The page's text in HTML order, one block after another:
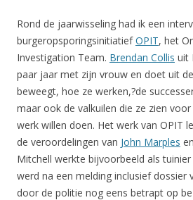
Rond de jaarwisseling had ik een
burgeropsporingsinitiatiefOPIT, het
Investigation Team. Brendan Collis uit
paar jaar met zijn vrouw en doet uit
beweegt, hoe ze werken,?de
maar ook de valkuilen die ze zien
werk willen doen. Het werk van OPIT
de veroordelingen van John Marples en
Mitchell werkte bijvoorbeeld als
werd na een melding inclusief dossier
door de politie nog eens betrapt op